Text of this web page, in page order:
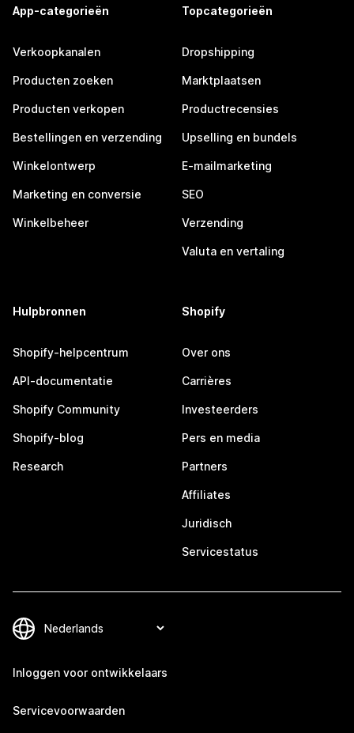
App-categorieën
Verkoopkanalen
Producten zoeken
Producten verkopen
Bestellingen en verzending
Winkelontwerp
Marketing en conversie
Winkelbeheer
Topcategorieën
Dropshipping
Marktplaatsen
Productrecensies
Upselling en bundels
E-mailmarketing
SEO
Verzending
Valuta en vertaling
Hulpbronnen
Shopify-helpcentrum
API-documentatie
Shopify Community
Shopify-blog
Research
Shopify
Over ons
Carrières
Investeerders
Pers en media
Partners
Affiliates
Juridisch
Servicestatus
Inloggen voor ontwikkelaars
Servicevoorwaarden